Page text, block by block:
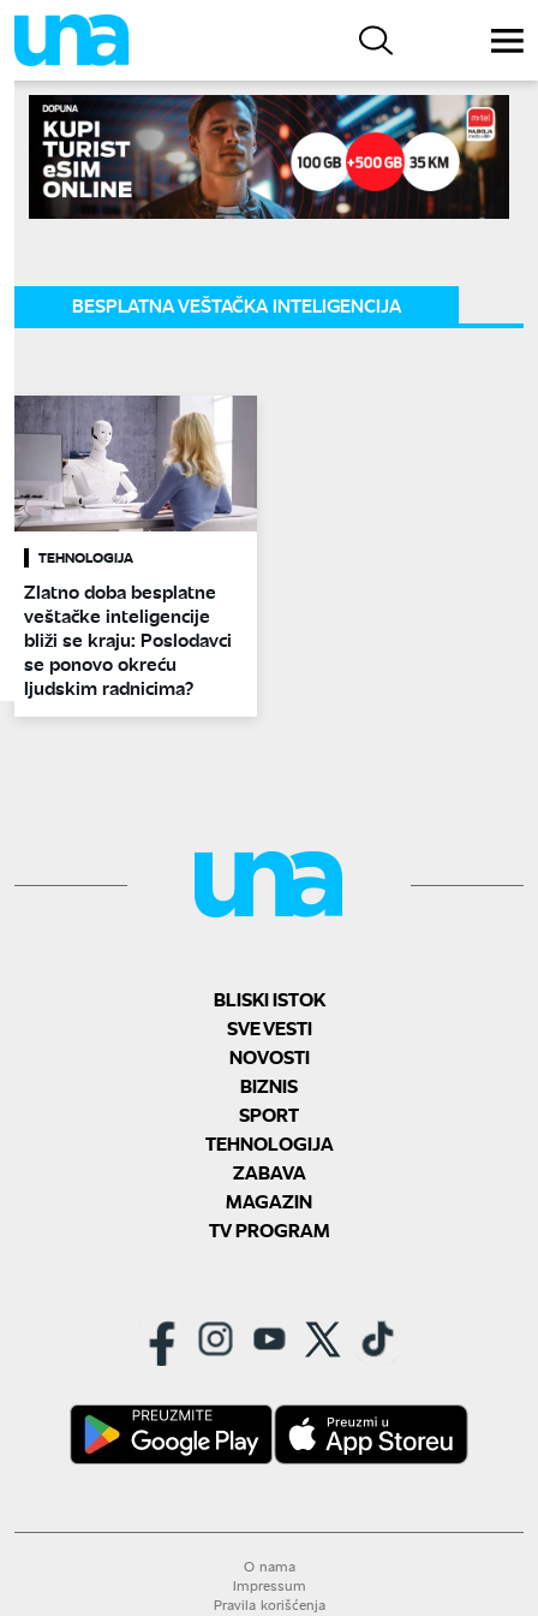
BESPLATNA VEŠTAČKA INTELIGENCIJA
TEHNOLOGIJA
Zlatno doba besplatne
veštačke inteligencije
bliži se kraju: Poslodavci
se ponovo okreću
ljudskim radnicima?
BLISKI ISTOK
SVE VESTI
NOVOSTI
BIZNIS
SPORT
TEHNOLOGIJA
ZABAVA
MAGAZIN
TV PROGRAM
O nama
Impressum
Pravila korišćenja